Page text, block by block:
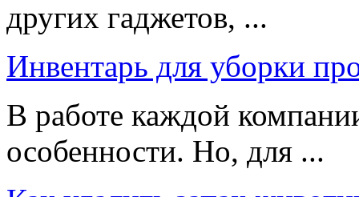
других гаджетов, ...
Инвентарь для уборки
В работе каждой
особенности. Но, для ...